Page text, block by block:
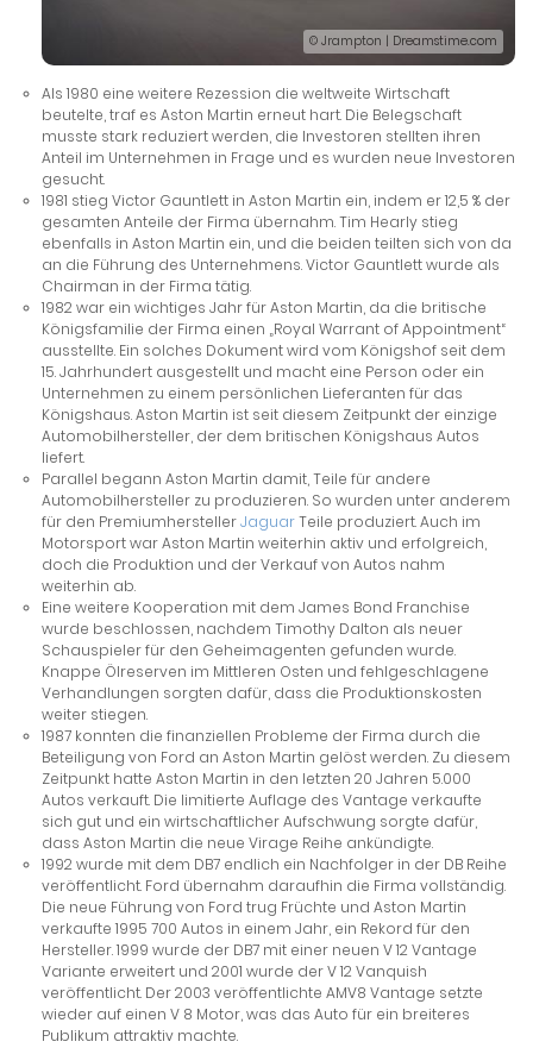
© Jrampton | Dreamstime.com
Als 1980 eine weitere Rezession die weltweite Wirtschaft
beutelte, traf es Aston Martin erneut hart. Die Belegschaft
musste stark reduziert werden, die Investoren stellten ihren
Anteil im Unternehmen in Frage und es wurden neue Investoren
gesucht.
1981 stieg Victor Gauntlett in Aston Martin ein, indem er 12,5 % der
gesamten Anteile der Firma übernahm. Tim Hearly stieg
ebenfalls in Aston Martin ein, und die beiden teilten sich von da
an die Führung des Unternehmens. Victor Gauntlett wurde als
Chairman in der Firma tätig.
1982 war ein wichtiges Jahr für Aston Martin, da die britische
Königsfamilie der Firma einen „Royal Warrant of Appointment“
ausstellte. Ein solches Dokument wird vom Königshof seit dem
15. Jahrhundert ausgestellt und macht eine Person oder ein
Unternehmen zu einem persönlichen Lieferanten für das
Königshaus. Aston Martin ist seit diesem Zeitpunkt der einzige
Automobilhersteller, der dem britischen Königshaus Autos
liefert.
Parallel begann Aston Martin damit, Teile für andere
Automobilhersteller zu produzieren. So wurden unter anderem
für den PremiumherstellerJaguarTeile produziert. Auch im
Motorsport war Aston Martin weiterhin aktiv und erfolgreich,
doch die Produktion und der Verkauf von Autos nahm
weiterhin ab.
Eine weitere Kooperation mit dem James Bond Franchise
wurde beschlossen, nachdem Timothy Dalton als neuer
Schauspieler für den Geheimagenten gefunden wurde.
Knappe Ölreserven im Mittleren Osten und fehlgeschlagene
Verhandlungen sorgten dafür, dass die Produktionskosten
weiter stiegen.
1987 konnten die finanziellen Probleme der Firma durch die
Beteiligung von Ford an Aston Martin gelöst werden. Zu diesem
Zeitpunkt hatte Aston Martin in den letzten 20 Jahren 5.000
Autos verkauft. Die limitierte Auflage des Vantage verkaufte
sich gut und ein wirtschaftlicher Aufschwung sorgte dafür,
dass Aston Martin die neue Virage Reihe ankündigte.
1992 wurde mit dem DB7 endlich ein Nachfolger in der DB Reihe
veröffentlicht. Ford übernahm daraufhin die Firma vollständig.
Die neue Führung von Ford trug Früchte und Aston Martin
verkaufte 1995 700 Autos in einem Jahr, ein Rekord für den
Hersteller. 1999 wurde der DB7 mit einer neuen V 12 Vantage
Variante erweitert und 2001 wurde der V 12 Vanquish
veröffentlicht. Der 2003 veröffentlichte AMV8 Vantage setzte
wieder auf einen V 8 Motor, was das Auto für ein breiteres
Publikum attraktiv machte.